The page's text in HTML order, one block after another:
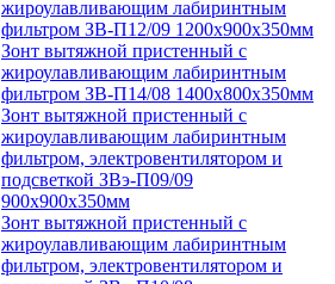
жироулавливающим лабиринтным
фильтром ЗВ-П12/09 1200х900х350мм
Зонт вытяжной пристенный с
жироулавливающим лабиринтным
фильтром ЗВ-П14/08 1400х800х350мм
Зонт вытяжной пристенный с
жироулавливающим лабиринтным
фильтром, электровентилятором и
подсветкой ЗВэ-П09/09
900х900х350мм
Зонт вытяжной пристенный с
жироулавливающим лабиринтным
фильтром, электровентилятором и